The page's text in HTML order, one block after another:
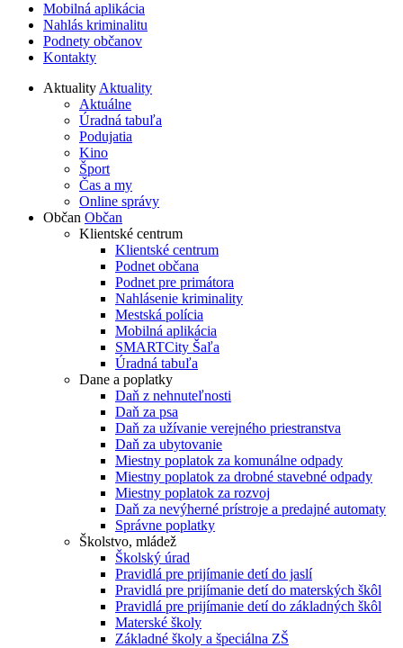
Mobilná aplikácia
Nahlás kriminalitu
Podnety občanov
Kontakty
AktualityAktuality
Aktuálne
Úradná tabuľa
Podujatia
Kino
Šport
Čas a my
Online správy
Občan Občan
Klientské centrum
Klientské centrum
Podnet občana
Podnet pre primátora
Nahlásenie kriminality
Mestská polícia
Mobilná aplikácia
SMARTCity Šaľa
Úradná tabuľa
Dane a poplatky
Daň z nehnuteľnosti
Daň za psa
Daň za užívanie verejného priestranstva
Daň za ubytovanie
Miestny poplatok za komunálne odpady
Miestny poplatok za drobné stavebné odpady
Miestny poplatok za rozvoj
Daň za nevýherné prístroje a predajné automaty
Správne poplatky
Školstvo, mládež
Školský úrad
Pravidlá pre prijímanie detí do jaslí
Pravidlá pre prijímanie detí do materských škôl
Pravidlá pre prijímanie detí do základných škôl
Materské školy
Základné školy a špeciálna ZŠ